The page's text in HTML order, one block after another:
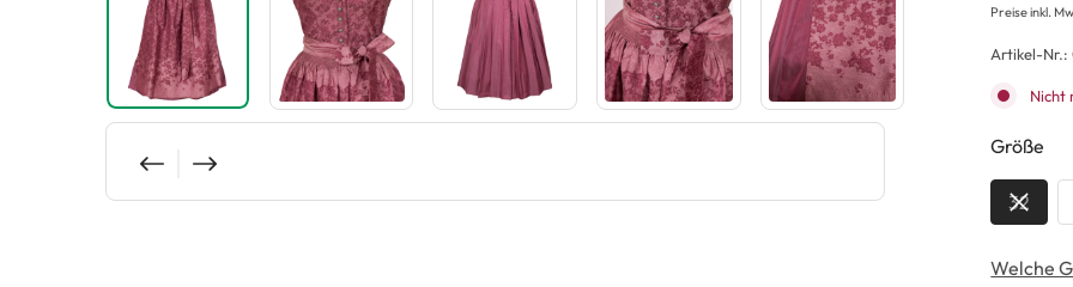
Preise inkl.
Artikel-Nr.:
Nicht
Größe
32
Welche